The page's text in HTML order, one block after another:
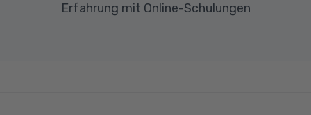
Erfahrung mit Online-Schulungen